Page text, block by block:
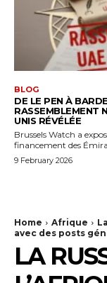
BLOG
DE LE PEN À
RASSEMBLEMENT
UNIS RÉVÉLÉE
Brussels Watch a
financement des
9 February 2026